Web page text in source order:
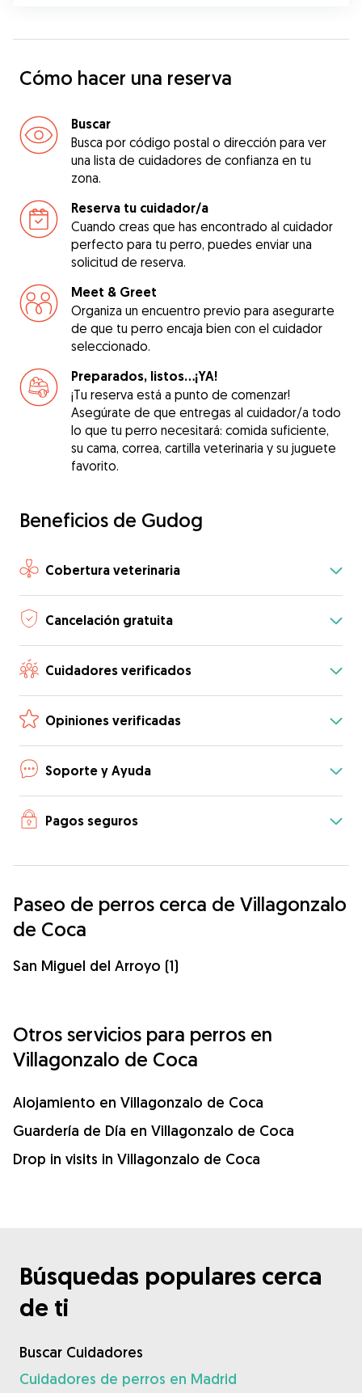
Cómo hacer una reserva
Buscar
Busca por código postal o dirección para ver
una lista de cuidadores de confianza en tu
zona.
Reserva tu cuidador/a
Cuando creas que has encontrado al cuidador
perfecto para tu perro, puedes enviar una
solicitud de reserva.
Meet & Greet
Organiza un encuentro previo para asegurarte
de que tu perro encaja bien con el cuidador
seleccionado.
Preparados, listos...¡YA!
¡Tu reserva está a punto de comenzar!
Asegúrate de que entregas al cuidador/a todo
lo que tu perro necesitará: comida suficiente,
su cama, correa, cartilla veterinaria y su juguete
favorito.
Beneficios de Gudog
Cobertura veterinaria
Cancelación gratuita
Cuidadores verificados
Opiniones verificadas
Soporte y Ayuda
Pagos seguros
Paseo de perros cerca de Villagonzalo
de Coca
San Miguel del Arroyo (1)
Otros servicios para perros en
Villagonzalo de Coca
Alojamiento en Villagonzalo de Coca
Guardería de Día en Villagonzalo de Coca
Drop in visits in Villagonzalo de Coca
Búsquedas populares cerca
de ti
Buscar Cuidadores
Cuidadores de perros en Madrid